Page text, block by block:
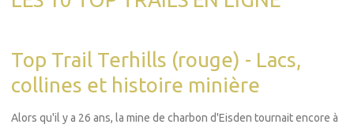
Top Trail Terhills (rouge) - Lacs,
collines et histoire minière
Alors qu'il y a 26 ans, la mine de charbon d'Eisden tournait encore à